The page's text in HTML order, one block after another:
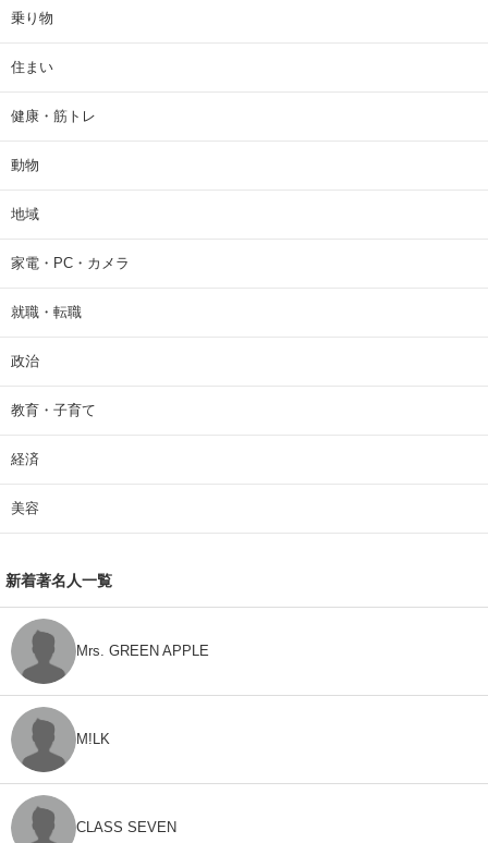
乗り物
住まい
健康・筋トレ
動物
地域
家電・PC・カメラ
就職・転職
政治
教育・子育て
経済
美容
新着著名人一覧
Mrs. GREEN APPLE
M!LK
CLASS SEVEN